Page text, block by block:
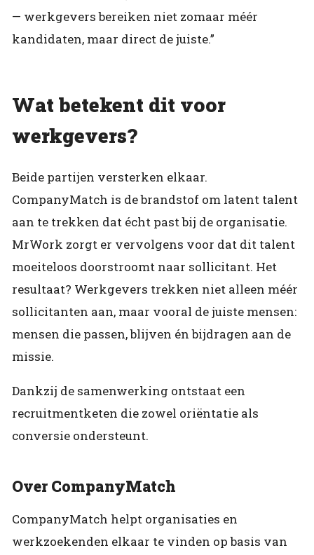
— werkgevers bereiken niet zomaar méér
kandidaten, maar direct de juiste.”
Wat betekent dit voor
werkgevers?
Beide partijen versterken elkaar.
CompanyMatch is de brandstof om latent talent
aan te trekken dat écht past bij de organisatie.
MrWork zorgt er vervolgens voor dat dit talent
moeiteloos doorstroomt naar sollicitant. Het
resultaat? Werkgevers trekken niet alleen méér
sollicitanten aan, maar vooral de juiste mensen:
mensen die passen, blijven én bijdragen aan de
missie.
Dankzij de samenwerking ontstaat een
recruitmentketen die zowel oriëntatie als
conversie ondersteunt.
Over CompanyMatch
CompanyMatch helpt organisaties en
werkzoekenden elkaar te vinden op basis van